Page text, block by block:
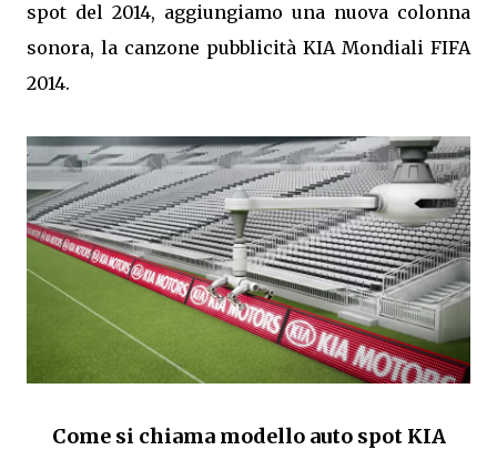
spot del 2014, aggiungiamo una nuova colonna
sonora, la canzone pubblicità KIA Mondiali FIFA
2014.
Come si chiama modello auto spot KIA